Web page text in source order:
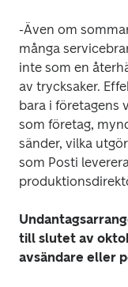
-Även om
många
inte som en
av trycksaker.
bara i företagens
som företag,
sänder, vilka
som Posti
till slutet av
avsändare eller